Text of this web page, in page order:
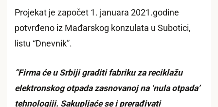
Projekat je započet 1. januara 2021.godine
potvrđeno iz Mađarskog konzulata u Subotici,
listu “Dnevnik”.
“Firma će u Srbiji graditi fabriku za reciklažu
elektronskog otpada zasnovanoj na ‘nula otpada’
tehnologiji. Sakupljaće se i prerađivati